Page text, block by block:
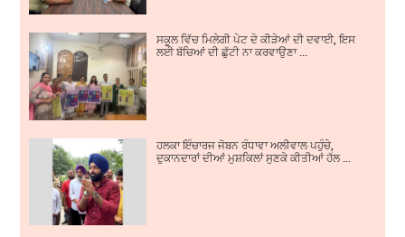
ਸਕੂਲ ਵਿੱਚ ਮਿਲੇਗੀ ਪੇਟ ਦੇ ਕੀੜੇਆਂ ਦੀ ਦਵਾਈ, ਇਸ
ਲਈ ਬੱਚਿਆਂ ਦੀ ਛੁੱਟੀ ਨਾ ਕਰਵਾਉਣਾ ...
ਹਲਕਾ ਇੰਚਾਰਜ ਜੋਬਨ ਰੰਧਾਵਾ ਅਲੀਵਾਲ ਪਹੁੰਚੇ,
ਦੁਕਾਨਦਾਰਾਂ ਦੀਆਂ ਮੁਸ਼ਕਿਲਾਂ ਸੁਣਕੇ ਕੀਤੀਆਂ ਹੱਲ ...